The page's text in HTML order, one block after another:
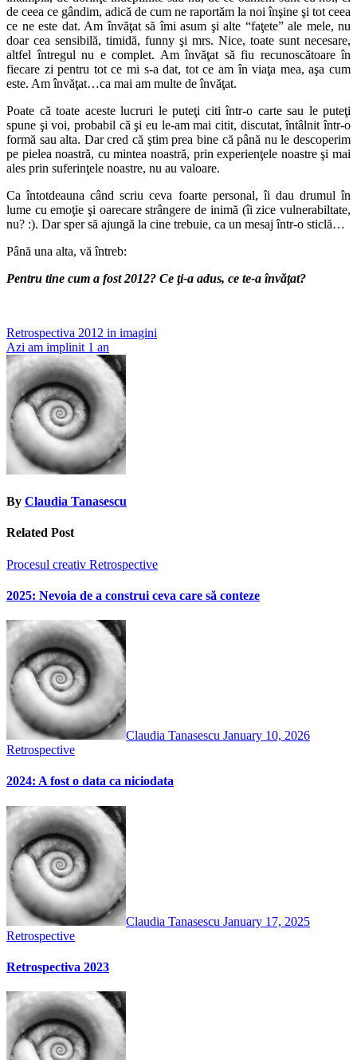
de ceea ce gândim, adică de cum ne raportăm la noi înşine şi tot ceea
ce ne este dat. Am învăţat să îmi asum şi alte “faţete” ale mele, nu
doar cea sensibilă, timidă, funny şi mrs. Nice, toate sunt necesare,
altfel întregul nu e complet. Am învăţat să fiu recunoscătoare în
fiecare zi pentru tot ce mi s-a dat, tot ce am în viaţa mea, aşa cum
este. Am învăţat…ca mai am multe de învăţat.
Poate că toate aceste lucruri le puteţi citi într-o carte sau le puteţi
spune şi voi, probabil că şi eu le-am mai citit, discutat, întâlnit într-o
formă sau alta. Dar cred că ştim prea bine că până nu le descoperim
pe pielea noastră, cu mintea noastră, prin experienţele noastre şi mai
ales prin suferinţele noastre, nu au valoare.
Ca întotdeauna când scriu ceva foarte personal, îi dau drumul în
lume cu emoţie şi oarecare strângere de inimă (îi zice vulnerabiltate,
nu? :). Dar sper să ajungă la cine trebuie, ca un mesaj într-o sticlă…
Până una alta, vă întreb:
Pentru tine cum a fost 2012? Ce ţi-a adus, ce te-a învăţat?
Post
navigation
Retrospectiva 2012 in imagini
Azi am implinit 1 an
By Claudia Tanasescu
Related Post
Procesul creativ Retrospective
2025: Nevoia de a construi ceva care să conteze
Claudia Tanasescu January 10, 2026
Retrospective
2024: A fost o data ca niciodata
Claudia Tanasescu January 17, 2025
Retrospective
Retrospectiva 2023